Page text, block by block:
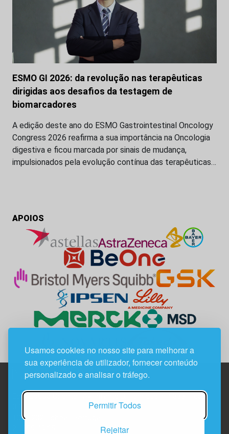
Usamos cookies no nosso site para melhorar a
sua experiência de utilizador, fornecer conteúdo
personalizado e analisar o tráfego.
Permitir Todos
Rejeitar
ESMO GI 2026: da revolução nas terapêuticas
dirigidas aos desafios da testagem de
biomarcadores
A edição deste ano do ESMO Gastrointestinal Oncology
Congress 2026 reafirma a sua importância na Oncologia
digestiva e ficou marcada por sinais de mudança,
impulsionados pela evolução contínua das terapêuticas…
APOIOS
Edif. Lisboa Oriente | Av. Infante D. Henrique, n.º 333H, esc.
1800-282 Lisboa | Portugal